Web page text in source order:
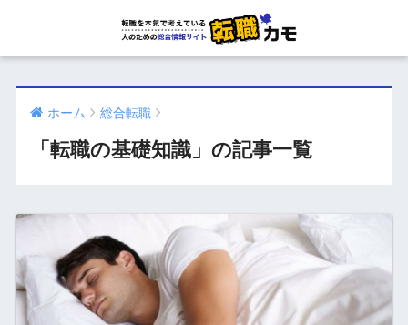
ホーム 総合転職
「転職の基礎知識」の記事一覧